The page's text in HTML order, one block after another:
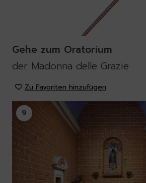
Gehe zum Oratorium
der Madonna delle Grazie
Zu Favoriten hinzufügen
9